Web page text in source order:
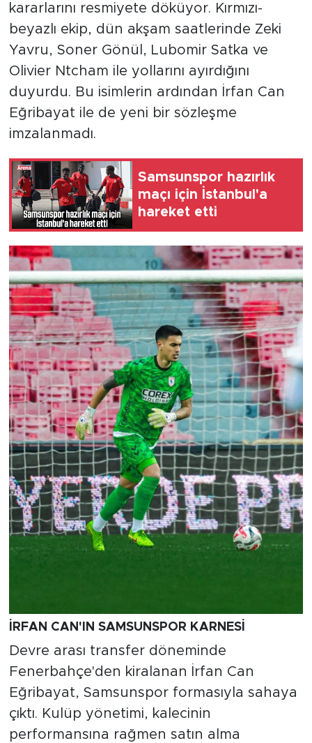
kararlarını resmiyete döküyor. Kırmızı-
beyazlı ekip, dün akşam saatlerinde Zeki
Yavru, Soner Gönül, Lubomir Satka ve
Olivier Ntcham ile yollarını ayırdığını
duyurdu. Bu isimlerin ardından İrfan Can
Eğribayat ile de yeni bir sözleşme
imzalanmadı.
Samsunspor hazırlık
maçı için İstanbul'a
hareket etti
İRFAN CAN'IN SAMSUNSPOR KARNESİ
Devre arası transfer döneminde
Fenerbahçe'den kiralanan İrfan Can
Eğribayat, Samsunspor formasıyla sahaya
çıktı. Kulüp yönetimi, kalecinin
performansına rağmen satın alma